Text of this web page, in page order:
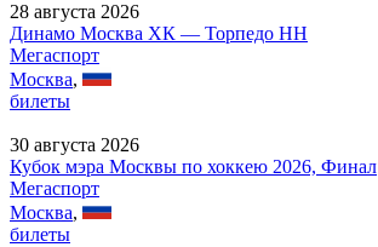
28 августа 2026
Динамо Москва ХК — Торпедо НН
Мегаспорт
Москва,
билеты
30 августа 2026
Кубок мэра Москвы по хоккею 2026, Финал
Мегаспорт
Москва,
билеты